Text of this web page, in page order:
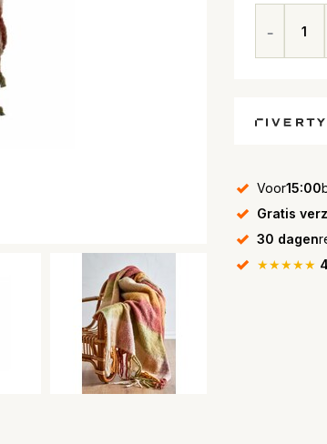
Voor15:00
Gratis
30 dagen
★★★★★